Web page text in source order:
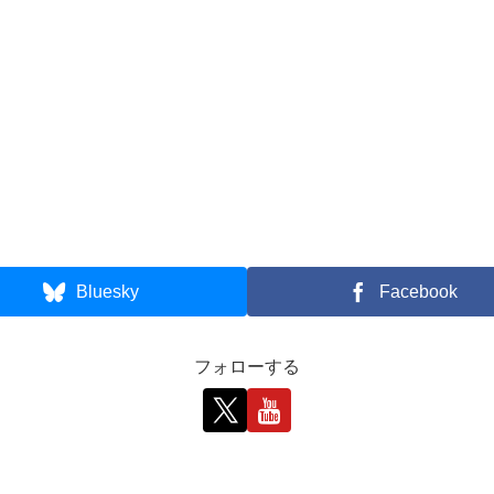
Bluesky Facebook
フォローする